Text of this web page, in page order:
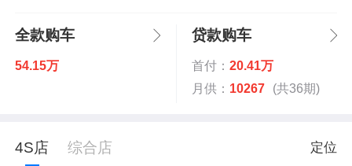
全款购车
54.15万
贷款购车
首付： 20.41万
月供： 10267 (共36期)
4S店 综合店 定位